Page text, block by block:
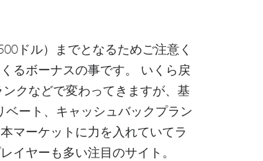
ドル）までとなるためご注意く
るボーナスの事です。 いくら戻
クなどで変わってきますが、基
ート、キャッシュバックプラン
マーケットに力を入れていてラ
イヤーも多い注目のサイト。